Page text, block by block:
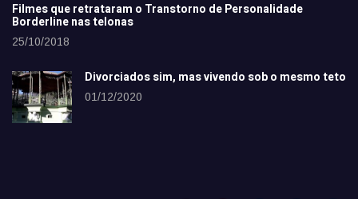
Filmes que retrataram o Transtorno de Personalidade
Borderline nas telonas
25/10/2018
Divorciados sim, mas vivendo sob o mesmo teto
01/12/2020